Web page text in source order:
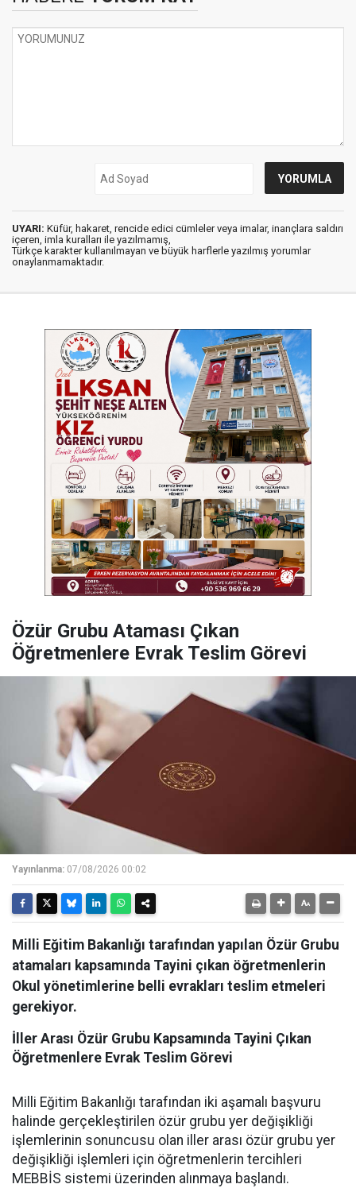
UYARI: Küfür, hakaret, rencide edici cümleler veya imalar, inançlara saldırı
içeren, imla kuralları ile yazılmamış,
Türkçe karakter kullanılmayan ve büyük harflerle yazılmış yorumlar
onaylanmamaktadır.
Özür Grubu Ataması Çıkan
Öğretmenlere Evrak Teslim Görevi
Yayınlanma: 07/08/2026 00:02
Milli Eğitim Bakanlığı tarafından yapılan Özür Grubu
atamaları kapsamında Tayini çıkan öğretmenlerin
Okul yönetimlerine belli evrakları teslim etmeleri
gerekiyor.
İller Arası Özür Grubu Kapsamında Tayini Çıkan
Öğretmenlere Evrak Teslim Görevi
Milli Eğitim Bakanlığı tarafından iki aşamalı başvuru
halinde gerçekleştirilen özür grubu yer değişikliği
işlemlerinin sonuncusu olan iller arası özür grubu yer
değişikliği işlemleri için öğretmenlerin tercihleri
MEBBİS sistemi üzerinden alınmaya başlandı.